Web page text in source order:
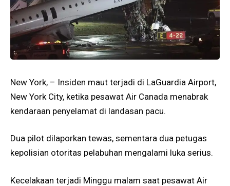
New York, – Insiden maut terjadi di LaGuardia Airport,
New York City, ketika pesawat Air Canada menabrak
kendaraan penyelamat di landasan pacu.
Dua pilot dilaporkan tewas, sementara dua petugas
kepolisian otoritas pelabuhan mengalami luka serius.
Kecelakaan terjadi Minggu malam saat pesawat Air